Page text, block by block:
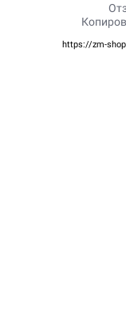
https://zm-